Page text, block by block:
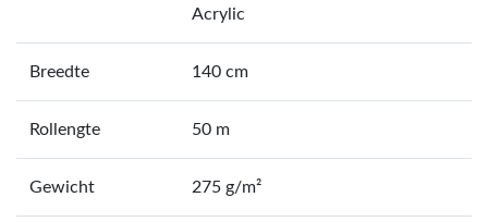
Acrylic
Breedte 140 cm
Rollengte 50 m
Gewicht 275 g/m²